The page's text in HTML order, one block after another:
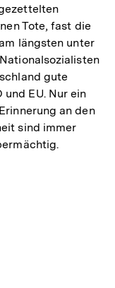
Tote, fast die
längsten unter
gute
EU. Nur ein
an den
sind immer